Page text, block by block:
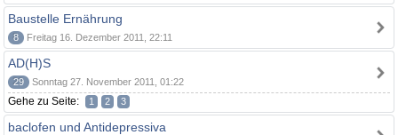
Baustelle Ernährung
8 Freitag 16. Dezember 2011, 22:11
AD(H)S
29 Sonntag 27. November 2011, 01:22
Gehe zu Seite: 1 2 3
baclofen und Antidepressiva